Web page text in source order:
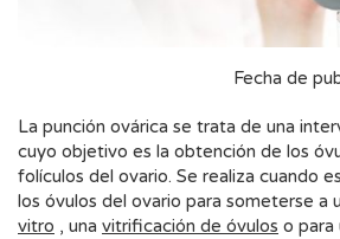
Fecha de
La punción ovárica se trata de una
cuyo objetivo es la obtención de los
folículos del ovario. Se realiza cuando
los óvulos del ovario para someterse a
vitro , una vitrificación de óvulos o para